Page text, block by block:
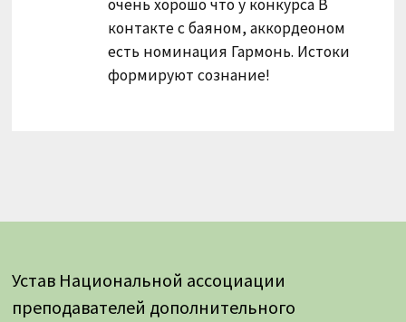
очень хорошо что у конкурса В
контакте с баяном, аккордеоном
есть номинация Гармонь. Истоки
формируют сознание!
Устав Национальной ассоциации
преподавателей дополнительного